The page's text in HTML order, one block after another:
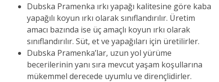
Dubska Pramenka ırkı yapağı kalitesine göre kaba
yapağılı koyun ırkı olarak sınıflandırılır. Üretim
amacı bazında ise üç amaçlı koyun ırkı olarak
sınıflandırılır. Süt, et ve yapağıları için üretilirler.
Dubska Pramenka’lar, uzun yol yürüme
becerilerinin yanı sıra mevcut yaşam koşullarına
mükemmel derecede uyumlu ve dirençlidirler.